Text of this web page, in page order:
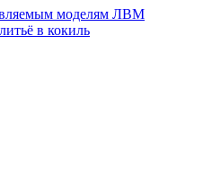
моделям ЛВМ
в кокиль